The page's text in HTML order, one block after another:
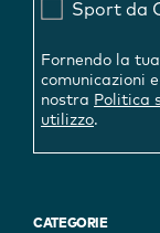
Sport da
Fornendo la
comunicazioni
nostra Politica
utilizzo.
CATEGORIE